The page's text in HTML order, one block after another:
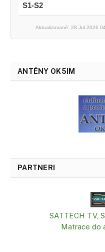
S1-S2
Aktualizované: 28 Jul 2026
ANTÉNY OK5IM
PARTNERI
SATTECH TV,
Matrace do